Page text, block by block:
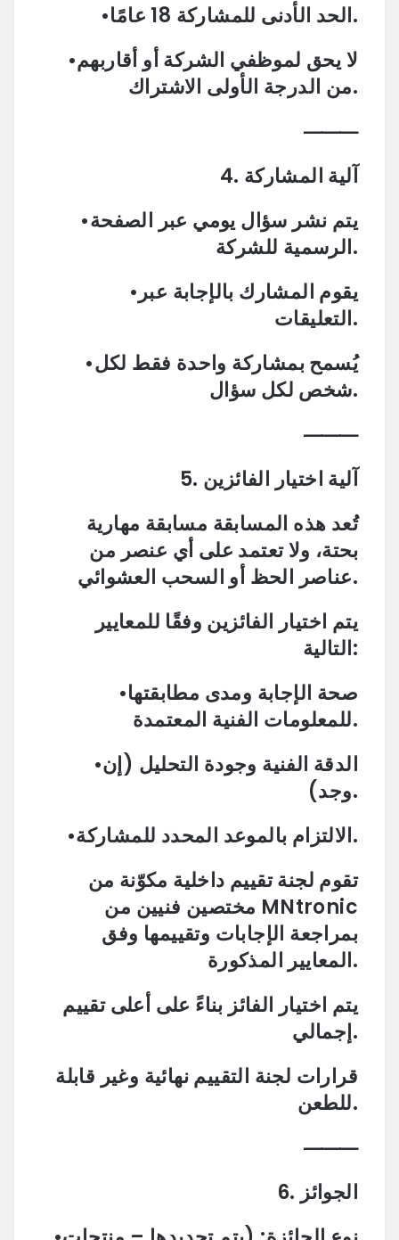
•الحد الأدنى للمشاركة 18 عامًا.
•لا يحق لموظفي الشركة أو أقاربهم
من الدرجة الأولى الاشتراك.
⸻
4. آلية المشاركة
•يتم نشر سؤال يومي عبر الصفحة
الرسمية للشركة.
•يقوم المشارك بالإجابة عبر
التعليقات.
•يُسمح بمشاركة واحدة فقط لكل
شخص لكل سؤال.
⸻
5. آلية اختيار الفائزين
تُعد هذه المسابقة مسابقة مهارية
بحتة، ولا تعتمد على أي عنصر من
عناصر الحظ أو السحب العشوائي.
يتم اختيار الفائزين وفقًا للمعايير
التالية:
•صحة الإجابة ومدى مطابقتها
للمعلومات الفنية المعتمدة.
•الدقة الفنية وجودة التحليل (إن
وجد).
•الالتزام بالموعد المحدد للمشاركة.
تقوم لجنة تقييم داخلية مكوّنة من
مختصين فنيين من MNtronic
بمراجعة الإجابات وتقييمها وفق
المعايير المذكورة.
يتم اختيار الفائز بناءً على أعلى تقييم
إجمالي.
قرارات لجنة التقييم نهائية وغير قابلة
للطعن.
⸻
6. الجوائز